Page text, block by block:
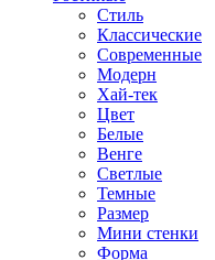
Стиль
Классические
Современные
Модерн
Хай-тек
Цвет
Белые
Венге
Светлые
Темные
Размер
Мини стенки
Форма